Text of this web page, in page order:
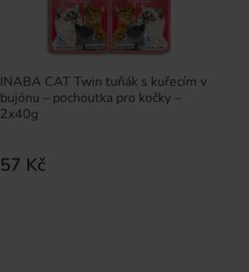
INABA CAT Twin tuňák s kuřecím v
bujónu – pochoutka pro kočky –
2x40g
57 Kč